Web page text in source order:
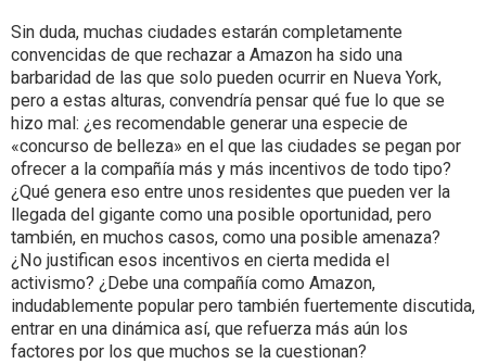
Sin duda, muchas ciudades estarán completamente
convencidas de que rechazar a Amazon ha sido una
barbaridad de las que solo pueden ocurrir en Nueva York,
pero a estas alturas, convendría pensar qué fue lo que se
hizo mal: ¿es recomendable generar una especie de
«concurso de belleza» en el que las ciudades se pegan por
ofrecer a la compañía más y más incentivos de todo tipo?
¿Qué genera eso entre unos residentes que pueden ver la
llegada del gigante como una posible oportunidad, pero
también, en muchos casos, como una posible amenaza?
¿No justifican esos incentivos en cierta medida el
activismo? ¿Debe una compañía como Amazon,
indudablemente popular pero también fuertemente discutida,
entrar en una dinámica así, que refuerza más aún los
factores por los que muchos se la cuestionan?